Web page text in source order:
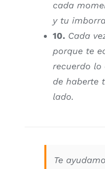
cada
y tu
10. Cada
porque te
recuerdo lo
de haberte
lado.
Te